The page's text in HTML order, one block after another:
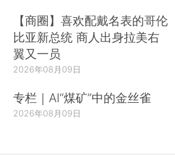
【商圈】喜欢配戴名表的哥伦
比亚新总统 商人出身拉美右
翼又一员
2026年08月09日
专栏｜AI“煤矿”中的金丝雀
2026年08月09日